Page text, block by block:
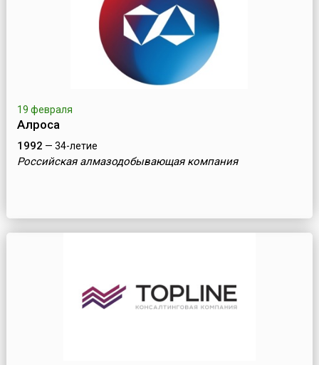
19 февраля
Алроса
1992 — 34-летие
Российская алмазодобывающая компания